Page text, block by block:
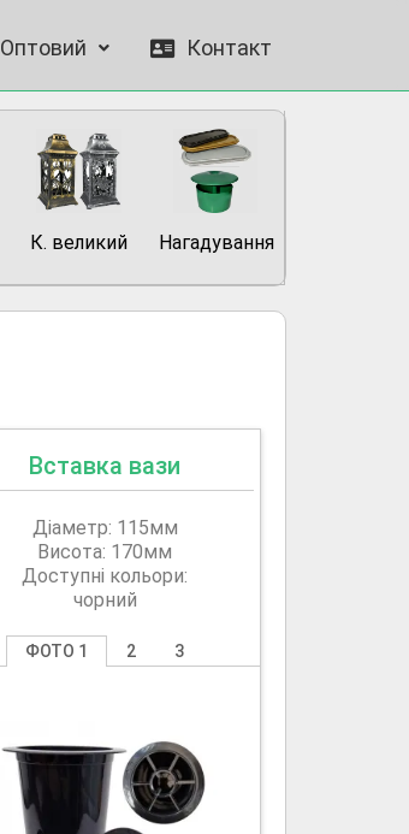
Оптовий Контакт
К. великий Нагадування
Вставка вази
Діаметр: 115мм
Висота: 170мм
Доступні кольори:
чорний
ФОТО 1 2 3